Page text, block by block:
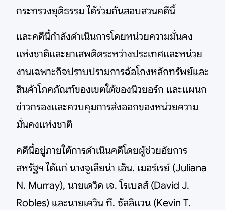
กระทรวงยุติธรรม ได้ร่วมกันสอบสวนคดีนี้
และคดีนี้กำลังดำเนินการโดยหน่วยความมั่นคง
แห่งชาติและยาเสพติดระหว่างประเทศและหน่วย
งานเฉพาะกิจปราบปรามการฉ้อโกงหลักทรัพย์และ
สินค้าโภคภัณฑ์ของเขตใต้ของนิวยอร์ก และแผนก
ข่าวกรองและควบคุมการส่งออกของหน่วยความ
มั่นคงแห่งชาติ
คดีนี้อยู่ภายใต้การดำเนินคดีโดยผู้ช่วยอัยการ
สหรัฐฯ ได้แก่ นางจูเลียน่า เอ็น. เมอร์เรย์ (Juliana
N. Murray), นายเดวิด เจ. โรเบลส์ (David J.
Robles) และนายเควิน ที. ซัลลิแวน (Kevin T.